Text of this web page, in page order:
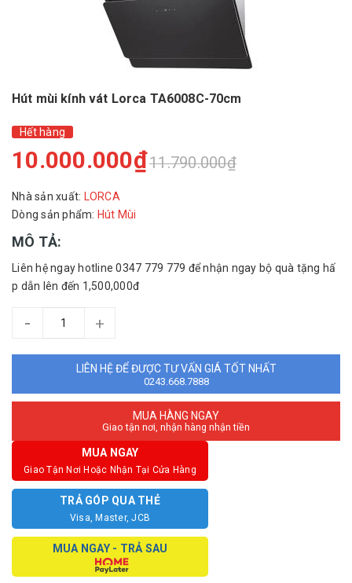
Hút mùi kính vát Lorca TA6008C-70cm
Hết hàng
10.000.000₫11.790.000₫
Nhà sản xuất: LORCA
Dòng sản phẩm: Hút Mùi
MÔ TẢ:
Liên hệ ngay hotline 0347 779 779 để nhận ngay bộ quà tặng hấ
p dẫn lên đến 1,500,000đ
- +
LIÊN HỆ ĐỂ ĐƯỢC TƯ VẤN GIÁ TỐT NHẤT
0243.668.7888
MUA HÀNG NGAY
Giao tận nơi, nhận hàng nhận tiền
MUA NGAY
Giao Tận Nơi Hoặc Nhận Tại Cửa Hàng
TRẢ GÓP QUA THẺ
Visa, Master, JCB
MUA NGAY - TRẢ SAU